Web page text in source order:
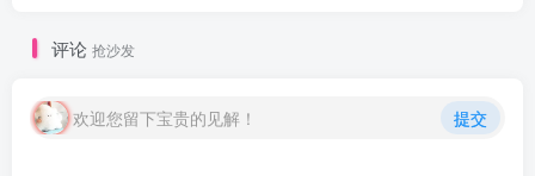
评论 抢沙发
欢迎您留下宝贵的见解！ 提交